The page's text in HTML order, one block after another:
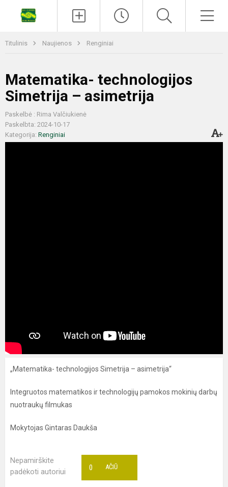
Titulinis Naujienos Renginiai
Matematika- technologijos
Simetrija – asimetrija
Paskelbė : Rima Valčiukienė
Paskelbta: 2024-10-17
Kategorija: Renginiai
„Matematika- technologijos Simetrija – asimetrija“
Integruotos matematikos ir technologijų pamokos mokinių darbų
nuotraukų filmukas
Mokytojas Gintaras Daukša
Nepamirškite
padėkoti autoriui
AČIŪ
0